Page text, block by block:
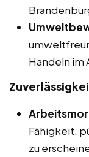
Handeln im
Fähigkeit,
zu